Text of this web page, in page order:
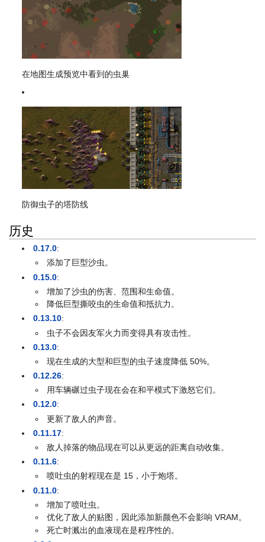
在地图生成预览中看到的虫巢
防御虫子的塔防线
历史
0.17.0:
添加了巨型沙虫。
0.15.0:
增加了沙虫的伤害、范围和生命值。
降低巨型撕咬虫的生命值和抵抗力。
0.13.10:
虫子不会因友军火力而变得具有攻击性。
0.13.0:
现在生成的大型和巨型的虫子速度降低 50%。
0.12.26:
用车辆碾过虫子现在会在和平模式下激怒它们。
0.12.0:
更新了敌人的声音。
0.11.17:
敌人掉落的物品现在可以从更远的距离自动收集。
0.11.6:
喷吐虫的射程现在是 15，小于炮塔。
0.11.0:
增加了喷吐虫。
优化了敌人的贴图，因此添加新颜色不会影响 VRAM。
死亡时溅出的血液现在是程序性的。